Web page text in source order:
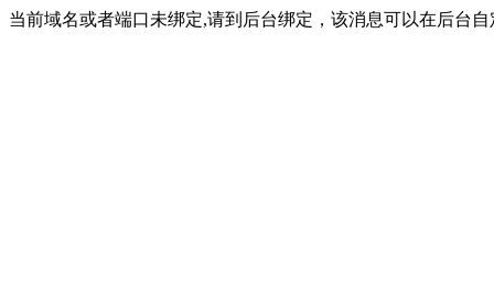
当前域名或者端口未绑定,请到后台绑定，该消息可以在后台自